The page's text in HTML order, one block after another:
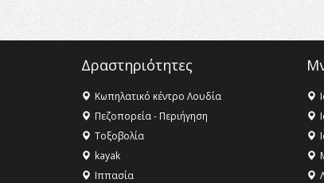
Δραστηριότητες
Κωπηλατικό κέντρο Λουδία
Πεζοπορεία - Περιήγηση
Τοξοβολία
kayak
Ιππασία